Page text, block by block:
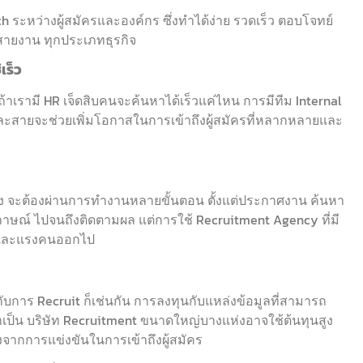
ะหว่างผู้สมัครและองค์กร ซึ่งทำได้ง่าย รวดเร็ว ตอบโจทย์
ยงาน ทุกประเภทธุรกิจ
ร็ว
รามี HR เจ็ดสิบคนจะค้นหาได้เร็วแค่ไหน การมีทีม Internal
ายจะช่วยเพิ่มโอกาสในการเข้าถึงผู้สมัครที่หลากหลายและ
ะต้องผ่านการทำงานหลายขั้นตอน ตั้งแต่ประกาศงาน ค้นหา
ณ์ ไปจนถึงติดตามผล แต่การใช้ Recruitment Agency ที่มี
ะแรงคนออกไป
การ Recruit ก็เช่นกัน การลงทุนกับแหล่งข้อมูลที่สามารถ
ป็น บริษัท Recruitment ขนาดใหญ่บางแห่งอาจใช้ต้นทุนสูง
ากการแข่งขันในการเข้าถึงผู้สมัคร